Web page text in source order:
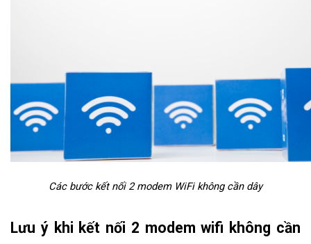
Các bước kết nối 2 modem WiFi không cần dây
Lưu ý khi kết nối 2 modem wifi không cần